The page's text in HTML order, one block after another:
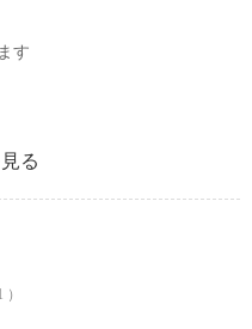
す
る